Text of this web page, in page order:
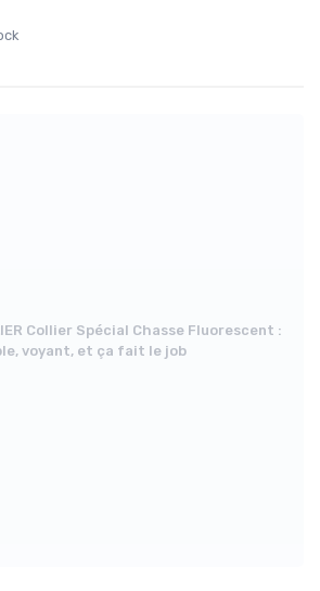
Collier Spécial Chasse Fluorescent :
voyant, et ça fait le job